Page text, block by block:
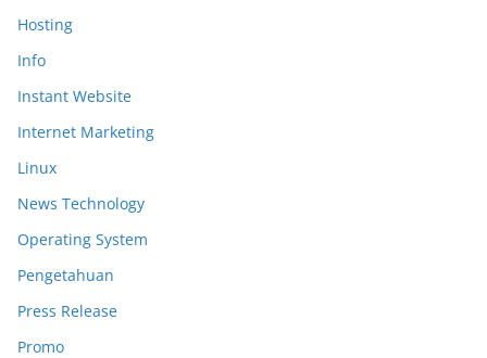
Hosting
Info
Instant Website
Internet Marketing
Linux
News Technology
Operating System
Pengetahuan
Press Release
Promo